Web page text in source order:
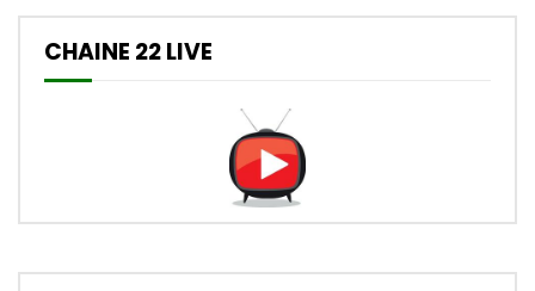
CHAINE 22 LIVE